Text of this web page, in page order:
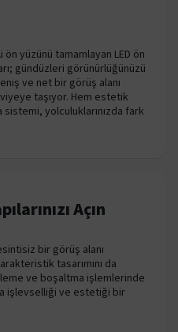
ön yüzünü tamamlayan LED ön
gündüzleri görünürlüğünüzü
ve net bir görüş alanı
taşıyor. Hem estetik
yolculuklarınızda fark
Açın
bir görüş alanı
tasarımını da
ve boşaltma işlemlerinde
işlevselliği ve estetiği bir